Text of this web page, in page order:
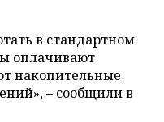
в стандартном
оплачивают
накопительные
– сообщили в